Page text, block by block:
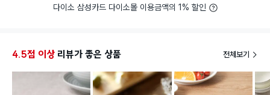
다이소 삼성카드 다이소몰 이용금액의 1% 할인
4.5점 이상 리뷰가 좋은 상품 전체보기